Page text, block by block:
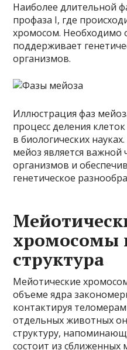
Наиболее длительной
профаза I, где
хромосом. Необходимо
поддерживает
организмов.
Иллюстрация фаз
процесс деления
в биологических
мейоз является
организмов и
генетическое
хромосомы
структура
Мейотические
объеме ядра
контактируя
отдельных животных
структуру,
состоит из сближенных